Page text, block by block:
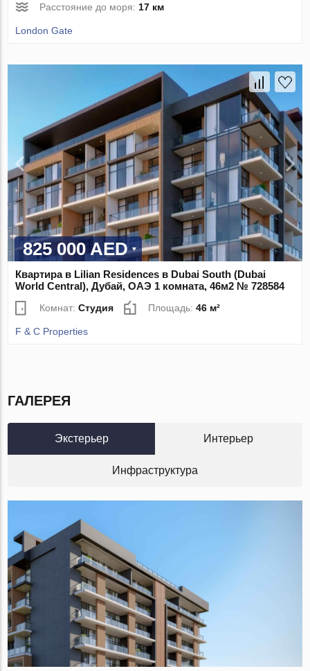
Расстояние до моря: 17 км
London Gate
825 000 AED
Квартира в Lilian Residences в Dubai South (Dubai
World Central), Дубай, ОАЭ 1 комната, 46м2 № 728584
Комнат:Студия Площадь:46 м²
F & C Properties
ГАЛЕРЕЯ
Экстерьер Интерьер
Инфраструктура